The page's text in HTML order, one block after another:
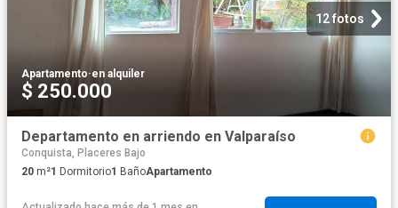
12 fotos
Apartamento·en alquiler
$ 250.000
Departamento en arriendo en Valparaíso
Conquista, Placeres Bajo
20 m²1 Dormitorio1 BañoApartamento